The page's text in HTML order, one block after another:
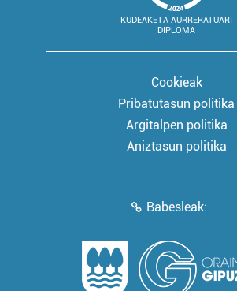
KUDEAKETA AURRERATUARI
DIPLOMA
Cookieak
Pribatutasun politika
Argitalpen politika
Aniztasun politika
Babesleak: